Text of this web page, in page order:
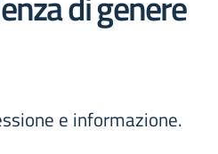
e informazione.